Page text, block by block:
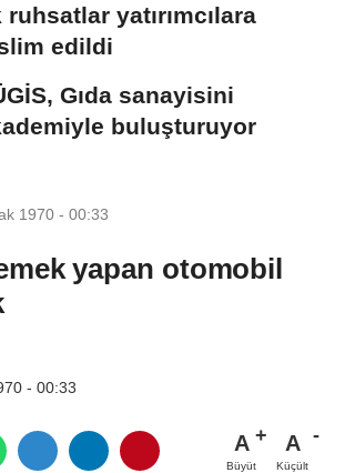
ruhsatlar yatırımcılara
edildi
Gıda sanayisini
buluşturuyor
1970 - 00:33
yapan otomobil
- 00:33
A
Büyüt
A
Küçült